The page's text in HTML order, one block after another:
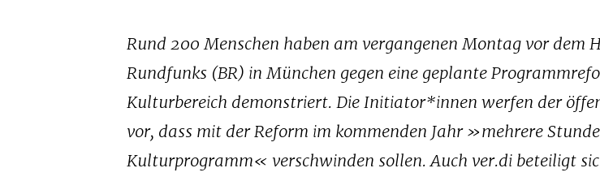
Rund 200 Menschen haben am vergangenen Montag vor dem
Rundfunks (BR) in München gegen eine geplante
Kulturbereich demonstriert. Die Initiator*innen werfen der
vor, dass mit der Reform im kommenden Jahr »mehrere
Kulturprogramm« verschwinden sollen. Auch ver.di beteiligt